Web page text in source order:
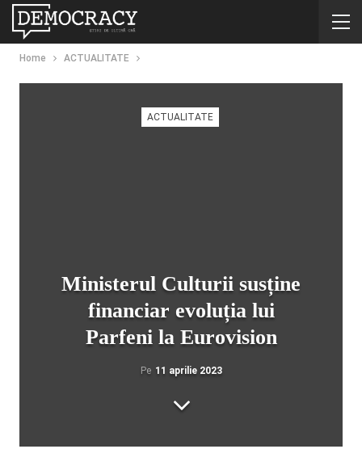
Home ACTUALITATE
ACTUALITATE
Ministerul Culturii susține
financiar evoluția lui
Parfeni la Eurovision
Pe 11 aprilie 2023